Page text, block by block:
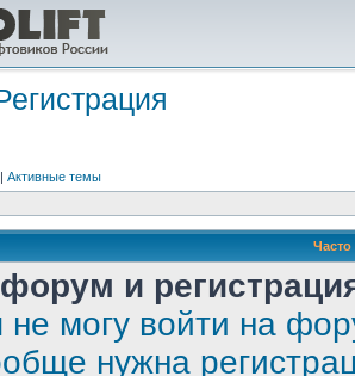
| Активные темы
и
не могу войти на
нужна